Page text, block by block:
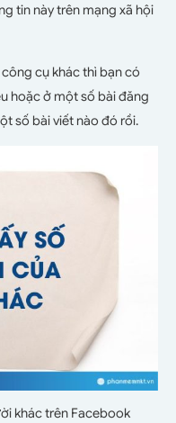
tin này trên mạng xã hội
cụ khác thì bạn có
hoặc ở một số bài đăng
số bài viết nào đó rồi.
khác trên Facebook